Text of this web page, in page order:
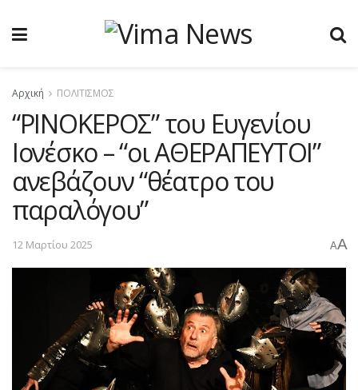
Αρχική ΠΟΛΙΤΙΣΜΟΣ
“ΡΙΝΟΚΕΡΟΣ” του Ευγενίου
Ιονέσκο – “οι ΑΘΕΡΑΠΕΥΤΟΙ”
ανεβάζουν “θέατρο του
παραλόγου”
12 Μαρτίου 2025 AA